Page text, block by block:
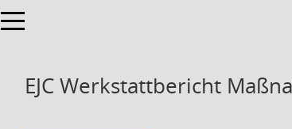
Toggle navigation
EJC Werkstattbericht